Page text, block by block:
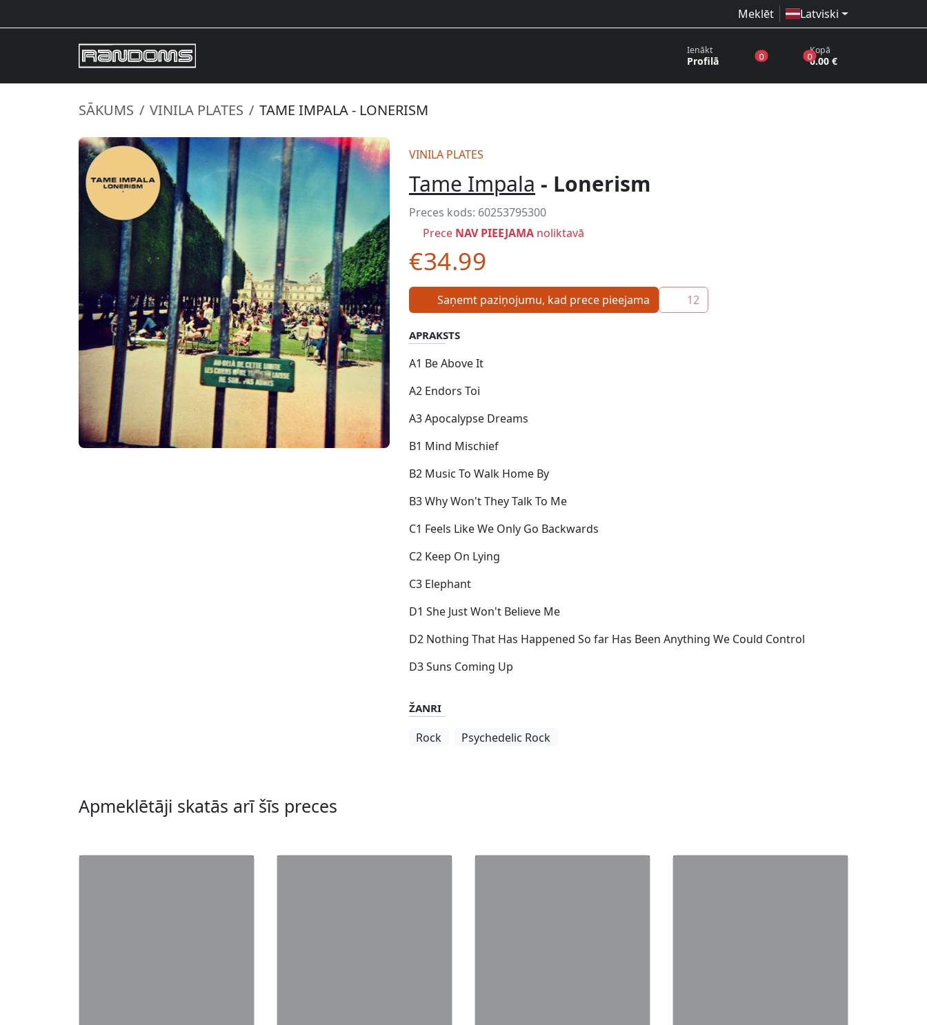
Meklēt Latviski
Ienākt
Profilā 0produkti vēlmju sarakstā
0produkti grozā
Kopā
0.00 €
SĀKUMS VINILA PLATES TAME IMPALA - LONERISM
VINILA PLATES
Tame Impala - Lonerism
Preces kods: 60253795300
Prece NAV PIEEJAMA noliktavā
€34.99
Saņemt paziņojumu, kad prece pieejama 12
APRAKSTS
A1 Be Above It
A2 Endors Toi
A3 Apocalypse Dreams
B1 Mind Mischief
B2 Music To Walk Home By
B3 Why Won't They Talk To Me
C1 Feels Like We Only Go Backwards
C2 Keep On Lying
C3 Elephant
D1 She Just Won't Believe Me
D2 Nothing That Has Happened So far Has Been Anything We Could Control
D3 Suns Coming Up
ŽANRI
Rock Psychedelic Rock
Apmeklētāji skatās arī šīs preces